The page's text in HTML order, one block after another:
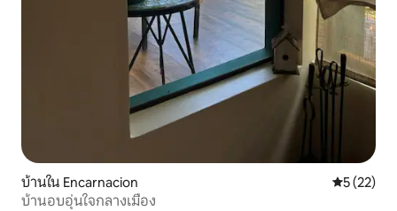
บ้านใน Encarnacion คะแนนเฉลี่
5 (22)
บ้านอบอุ่นใจกลางเมือง